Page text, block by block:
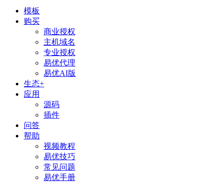
模板
购买
商业授权
主机域名
专业授权
易优代理
易优AI版
生态+
应用
源码
插件
问答
帮助
视频教程
易优技巧
常见问题
易优手册